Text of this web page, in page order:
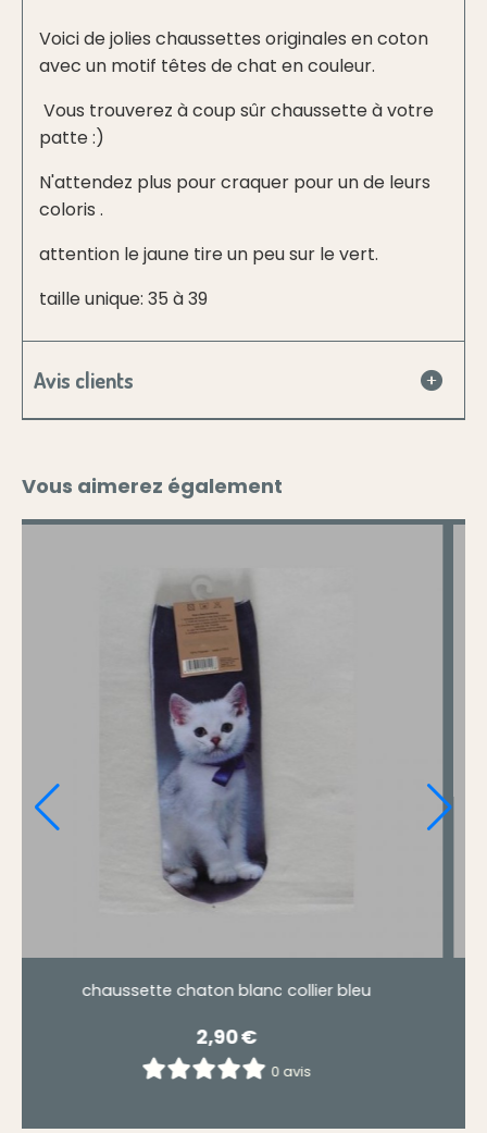
Voici de jolies chaussettes originales en coton
avec un motif têtes de chat en couleur.
Vous trouverez à coup sûr chaussette à votre
patte :)
N'attendez plus pour craquer pour un de leurs
coloris .
attention le jaune tire un peu sur le vert.
taille unique: 35 à 39
Avis clients
Vous aimerez également
bleu chaussette chaton blanc